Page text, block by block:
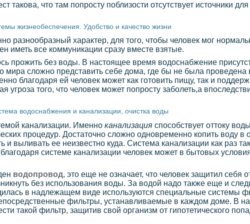
такова, что там попросту поблизости отсутствует источники
жизнеобеспечения. Удобство и качество жизни
разнообразный характер, для того, чтобы человек мог
иметь все коммуникации сразу вместе взятые.
прожить без воды. В настоящее время водоснабжение
мира сложно представить себе дома, где бы не была
благодаря ей человек может как готовить пищу, так и
угроза того, что человек может попросту заболеть,а
водоснабжения и канализации, очистка воды
канализации. Именно канализация способствует оттоку
процедур. Достаточно сложно одновременно копить воду в
выливать ее неизвестно куда. Система канализации как раз
системе канализации человек может в бытовых
водопровод, это еще не означает, что человек защитил себя
без использования воды. За водой надо также еще и
в надлежащем виде используются специальные системы
фильтры, устанавливаемые в каждом доме. В
такой фильтр, защитив свой организм от гипотетического